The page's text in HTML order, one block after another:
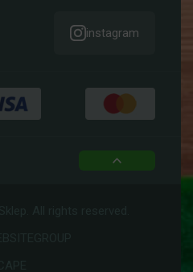
instagram